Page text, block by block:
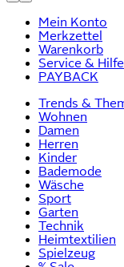
Mein Konto
Merkzettel
Warenkorb
Service & Hilfe
PAYBACK
Trends &
Wohnen
Damen
Herren
Kinder
Bademode
Wäsche
Sport
Garten
Technik
Heimtextilien
Spielzeug